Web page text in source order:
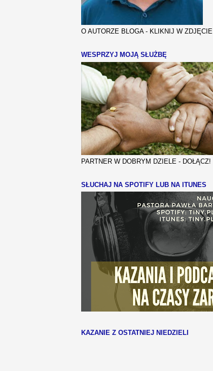
O AUTORZE BLOGA - KLIKNIJ W ZDJĘCIE
WESPRZYJ MOJĄ SŁUŻBĘ
PARTNER W DOBRYM DZIELE - DOŁĄCZ!
SŁUCHAJ NA SPOTIFY LUB NA ITUNES
KAZANIE Z OSTATNIEJ NIEDZIELI